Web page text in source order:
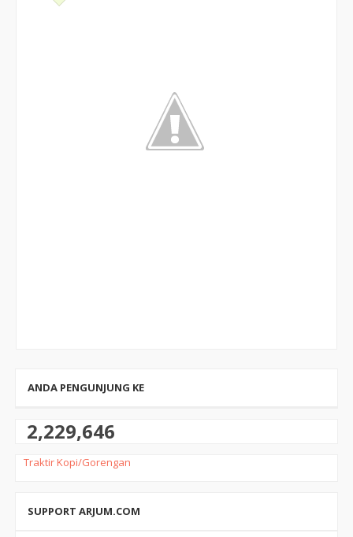
ANDA PENGUNJUNG KE
2,229,646
Traktir Kopi/Gorengan
SUPPORT ARJUM.COM